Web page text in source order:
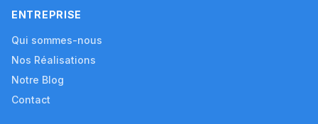
ENTREPRISE
Qui sommes-nous
Nos Réalisations
Notre Blog
Contact